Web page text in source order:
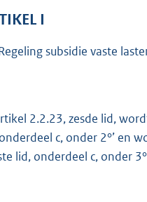
I
subsidie vaste
2.2.23, zesde lid,
c, onder 2°’ en
lid, onderdeel c, onder